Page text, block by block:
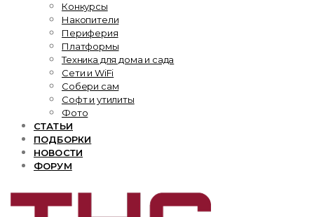
Конкурсы
Накопители
Периферия
Платформы
Техника для дома и сада
Сети и WiFi
Собери сам
Софт и утилиты
Фото
СТАТЬИ
ПОДБОРКИ
НОВОСТИ
ФОРУМ